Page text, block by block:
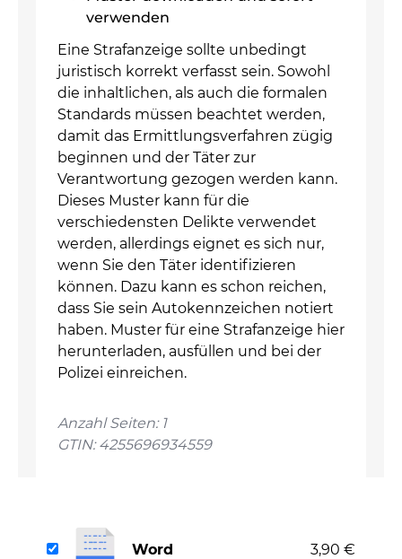
verwenden
Eine Strafanzeige sollte unbedingt
juristisch korrekt verfasst sein. Sowohl
die inhaltlichen, als auch die formalen
Standards müssen beachtet werden,
damit das Ermittlungsverfahren zügig
beginnen und der Täter zur
Verantwortung gezogen werden kann.
Dieses Muster kann für die
verschiedensten Delikte verwendet
werden, allerdings eignet es sich nur,
wenn Sie den Täter identifizieren
können. Dazu kann es schon reichen,
dass Sie sein Autokennzeichen notiert
haben. Muster für eine Strafanzeige hier
herunterladen, ausfüllen und bei der
Polizei einreichen.
Anzahl Seiten: 1
GTIN: 4255696934559
Word 3,90 €